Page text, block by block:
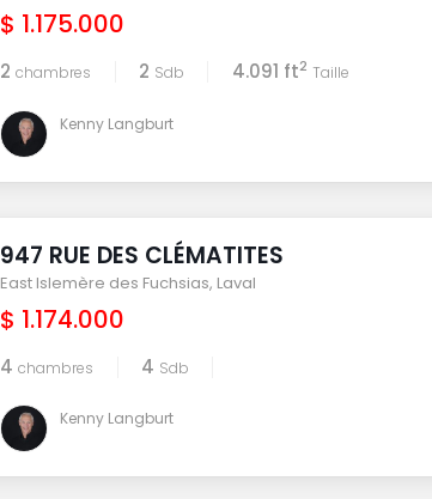
$ 1.175.000
2 chambres 2 Sdb 4.091 ft2 Taille
Kenny Langburt
947 RUE DES CLÉMATITES
East Islemère des Fuchsias, Laval
$ 1.174.000
4 chambres 4 Sdb
Kenny Langburt